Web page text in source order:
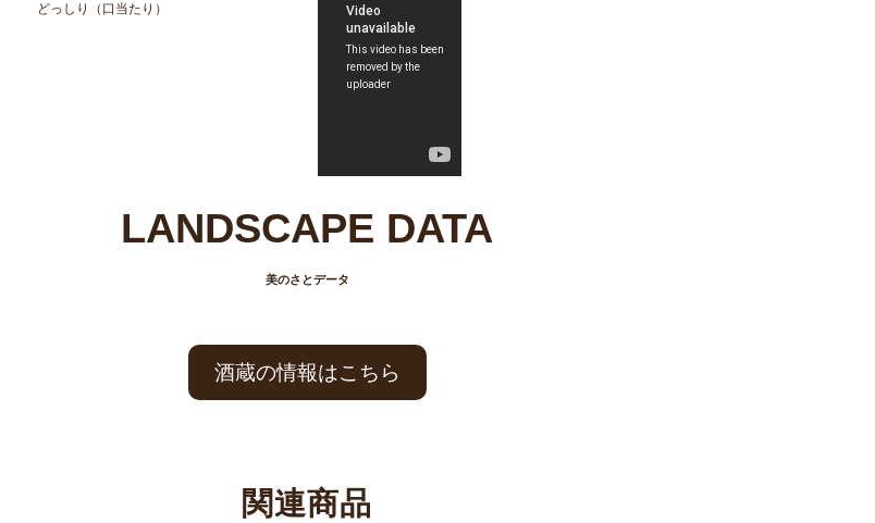
どっしり（口当たり）
LANDSCAPE DATA
美のさとデータ
酒蔵の情報はこちら
関連商品